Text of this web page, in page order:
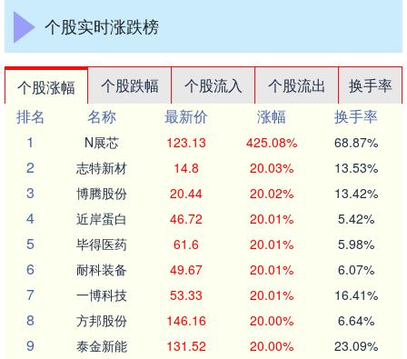
个股实时涨跌榜
个股涨幅 个股跌幅 个股流入 个股流出
换手率
排名
名称 最新价 涨幅
换手率
1
N展芯 123.13 425.08% 68.87%
2 志特新材 14.8 20.03% 13.53%
3 博腾股份 20.44 20.02% 13.42%
4 近岸蛋白 46.72 20.01% 5.42%
5 毕得医药 61.6 20.01% 5.98%
6 耐科装备 49.67 20.01% 6.07%
7 一博科技 53.33 20.01% 16.41%
8 方邦股份 146.16 20.00% 6.64%
9 泰金新能 131.52 20.00% 23.09%